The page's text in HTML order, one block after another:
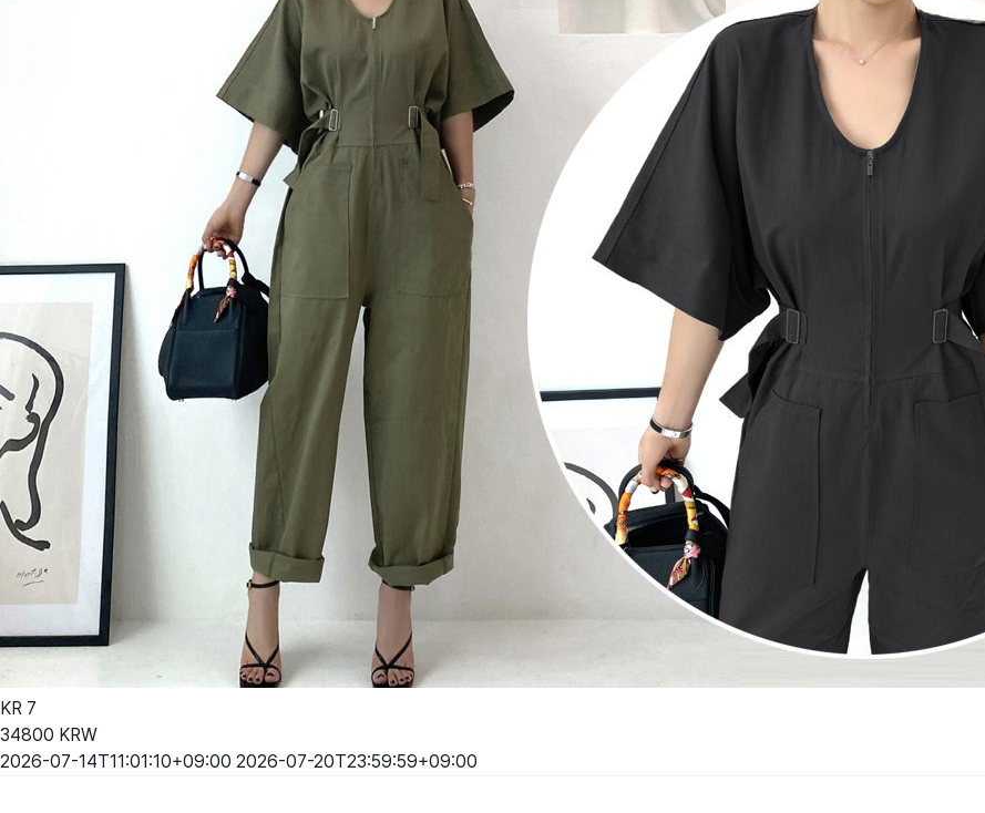
KR 7
34800 KRW
2026-07-14T11:01:10+09:00 2026-07-20T23:59:59+09:00